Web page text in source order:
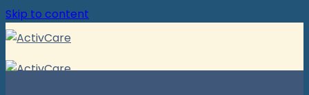
Skip to content